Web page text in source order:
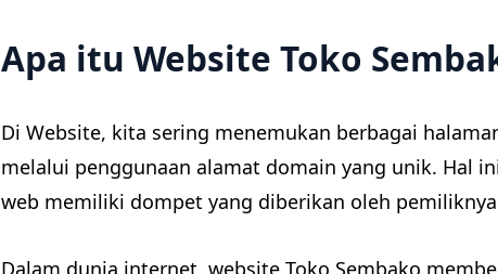
Apa itu Website Toko
Di Website, kita sering menemukan berbagai
melalui penggunaan alamat domain yang unik. Hal
web memiliki dompet yang diberikan oleh
Dalam dunia internet, website Toko Sembako